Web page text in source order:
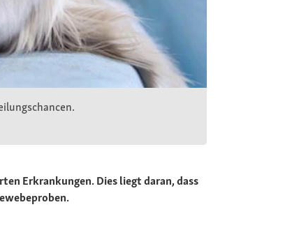
Erkrankungen. Dies liegt daran, dass